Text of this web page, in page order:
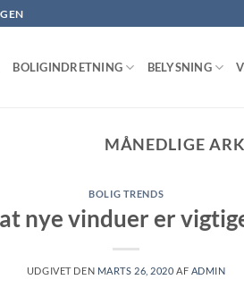
BOLIGINDRETNING BELYSNING
MÅNEDLIGE
BOLIG TRENDS
nye vinduer er
UDGIVET DEN MARTS 26, 2020 AF ADMIN